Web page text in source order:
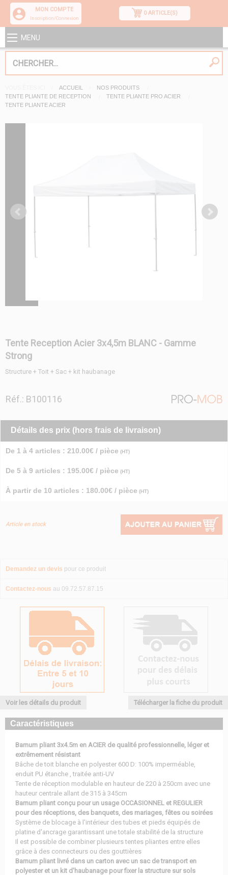
MON COMPTE
Inscription/Connexion
0 ARTICLE(S)
MENU
ACCUEIL
NOS PRODUITS
TENTE PLIANTE DE RECEPTION
TENTE PLIANTE PRO ACIER
TENTE PLIANTE ACIER
Tente Reception Acier 3x4,5m BLANC - Gamme
Strong
Structure + Toit + Sac + kit haubanage
Réf.: B100116
Détails des prix (hors frais de livraison)
De 1 à 4 articles : 210.00€ / pièce (HT)
De 5 à 9 articles : 195.00€ / pièce (HT)
À partir de 10 articles : 180.00€ / pièce (HT)
Article en stock
Demandez un devis pour ce produit
Contactez-nous au 09.72.57.87.15
Voir les détails du produit Télécharger la fiche du produit
Caractéristiques
Barnum pliant 3x4.5m en ACIER de qualité professionnelle, léger et
extrêmement résistant
Bâche de toit blanche en polyester 600 D: 100% imperméable,
enduit PU étanche , traitée anti-UV
Tente de réception modulable en hauteur de 220 à 250cm avec une
hauteur centrale allant de 315 à 345cm
Barnum pliant conçu pour un usage OCCASIONNEL et REGULIER
pour des réceptions, des banquets, des mariages, fêtes ou soirées
Système de blocage à l'intérieur des tubes et pieds équipés de
platine d'ancrage garantissant une totale stabilité de la structure
Il est possible de combiner plusieurs tentes pliantes entre elles
grâce à des connecteurs ou des gouttières
Barnum pliant livré dans un carton avec un sac de transport en
polyester et un kit d'haubanage pour fixer la structure sur sols